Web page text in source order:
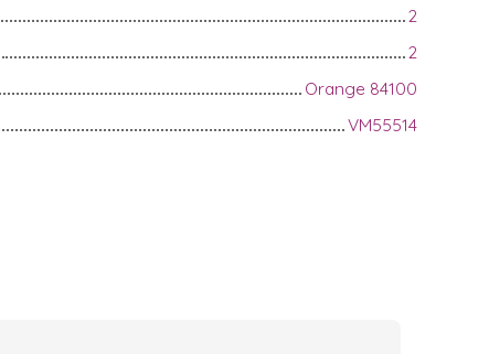
2
2
Orange 84100
VM55514